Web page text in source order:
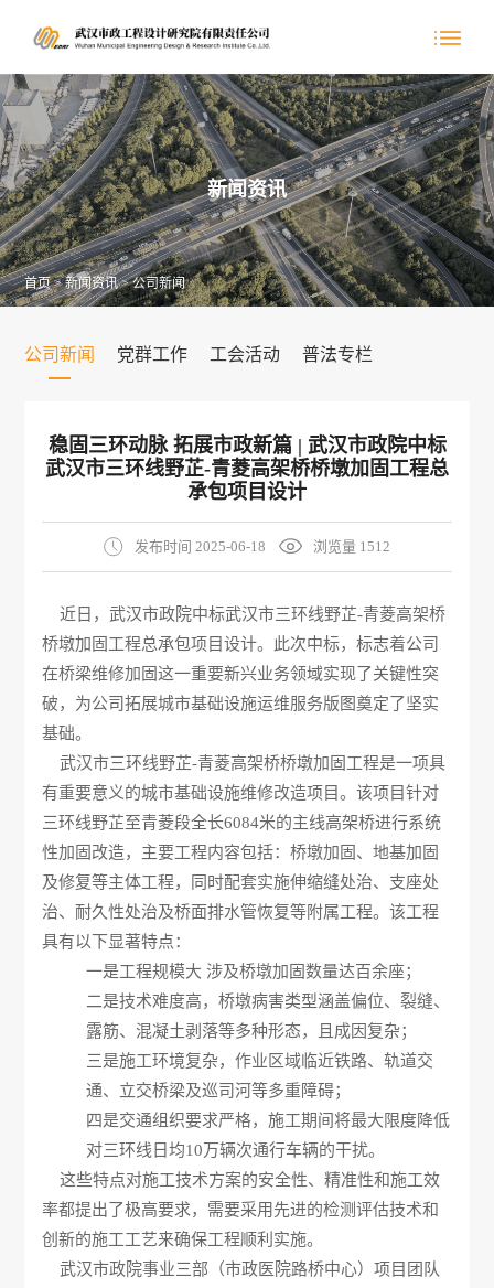
新闻资讯
首页>新闻资讯>公司新闻
公司新闻 党群工作 工会活动 普法专栏
稳固三环动脉 拓展市政新篇 | 武汉市政院中标
武汉市三环线野芷-青菱高架桥桥墩加固工程总
承包项目设计
发布时间 2025-06-18 浏览量 1512
近日，武汉市政院中标武汉市三环线野芷-青菱高架桥
桥墩加固工程总承包项目设计。此次中标，标志着公司
在桥梁维修加固这一重要新兴业务领域实现了关键性突
破，为公司拓展城市基础设施运维服务版图奠定了坚实
基础。
武汉市三环线野芷-青菱高架桥桥墩加固工程是一项具
有重要意义的城市基础设施维修改造项目。该项目针对
三环线野芷至青菱段全长6084米的主线高架桥进行系统
性加固改造，主要工程内容包括：桥墩加固、地基加固
及修复等主体工程，同时配套实施伸缩缝处治、支座处
治、耐久性处治及桥面排水管恢复等附属工程。该工程
具有以下显著特点：
一是工程规模大 涉及桥墩加固数量达百余座；
二是技术难度高，桥墩病害类型涵盖偏位、裂缝、
露筋、混凝土剥落等多种形态，且成因复杂；
三是施工环境复杂，作业区域临近铁路、轨道交
通、立交桥梁及巡司河等多重障碍；
四是交通组织要求严格，施工期间将最大限度降低
对三环线日均10万辆次通行车辆的干扰。
这些特点对施工技术方案的安全性、精准性和施工效
率都提出了极高要求，需要采用先进的检测评估技术和
创新的施工工艺来确保工程顺利实施。
武汉市政院事业三部（市政医院路桥中心）项目团队